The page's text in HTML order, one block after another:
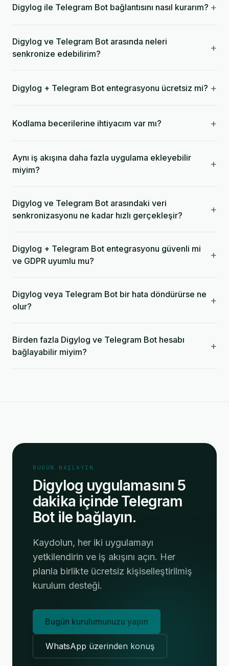
Digylog ile Telegram Bot bağlantısını nasıl kurarım? +
Digylog ve Telegram Bot arasında neleri
senkronize edebilirim?
+
Digylog + Telegram Bot entegrasyonu ücretsiz mi? +
Kodlama becerilerine ihtiyacım var mı? +
Aynı iş akışına daha fazla uygulama ekleyebilir
miyim?
+
Digylog ve Telegram Bot arasındaki veri
senkronizasyonu ne kadar hızlı gerçekleşir?
+
Digylog + Telegram Bot entegrasyonu güvenli mi
ve GDPR uyumlu mu?
+
Digylog veya Telegram Bot bir hata döndürürse ne
olur?
+
Birden fazla Digylog ve Telegram Bot hesabı
bağlayabilir miyim?
+
BUGÜN BAŞLAYIN
Digylog uygulamasını 5
dakika içinde Telegram
Bot ile bağlayın.
Kaydolun, her iki uygulamayı
yetkilendirin ve iş akışını açın. Her
planla birlikte ücretsiz kişiselleştirilmiş
kurulum desteği.
Bugün kurulumunuzu yapın
WhatsApp üzerinden konuş